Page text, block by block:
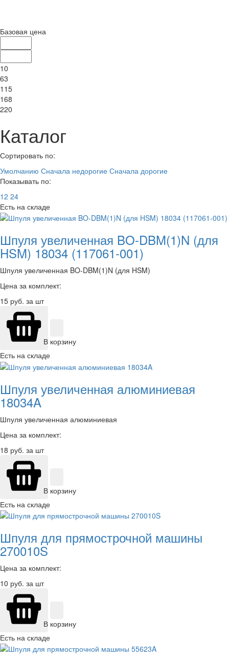
Базовая цена
10
63
115
168
220
Каталог
Сортировать по:
Умолчанию Сначала недорогие Сначала дорогие
Показывать по:
12 24
Есть на складе
Шпуля увеличенная BO-DBM(1)N (для
HSM) 18034 (117061-001)
Шпуля увеличенная BO-DBM(1)N (для HSM)
Цена за комплект:
15 руб. за шт
В корзину
Есть на складе
Шпуля увеличенная алюминиевая
18034A
Шпуля увеличенная алюминиевая
Цена за комплект:
18 руб. за шт
В корзину
Есть на складе
Шпуля для прямострочной машины
270010S
Цена за комплект:
10 руб. за шт
В корзину
Есть на складе